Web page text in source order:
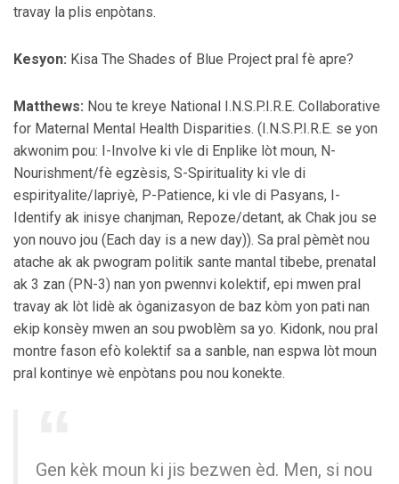
travay la plis enpòtans.
Kesyon: Kisa The Shades of Blue Project pral fè apre?
Matthews: Nou te kreye National I.N.S.P.I.R.E. Collaborative
for Maternal Mental Health Disparities. (I.N.S.P.I.R.E. se yon
akwonim pou: I-Involve ki vle di Enplike lòt moun, N-
Nourishment/fè egzèsis, S-Spirituality ki vle di
espirityalite/lapriyè, P-Patience, ki vle di Pasyans, I-
Identify ak inisye chanjman, Repoze/detant, ak Chak jou se
yon nouvo jou (Each day is a new day)). Sa pral pèmèt nou
atache ak ak pwogram politik sante mantal tibebe, prenatal
ak 3 zan (PN-3) nan yon pwennvi kolektif, epi mwen pral
travay ak lòt lidè ak òganizasyon de baz kòm yon pati nan
ekip konsèy mwen an sou pwoblèm sa yo. Kidonk, nou pral
montre fason efò kolektif sa a sanble, nan espwa lòt moun
pral kontinye wè enpòtans pou nou konekte.
Gen kèk moun ki jis bezwen èd. Men, si nou